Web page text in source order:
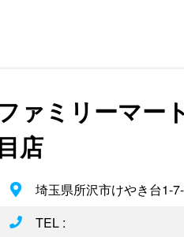
ァミリーマー
目店
埼玉県所沢市けやき台1-
TEL :